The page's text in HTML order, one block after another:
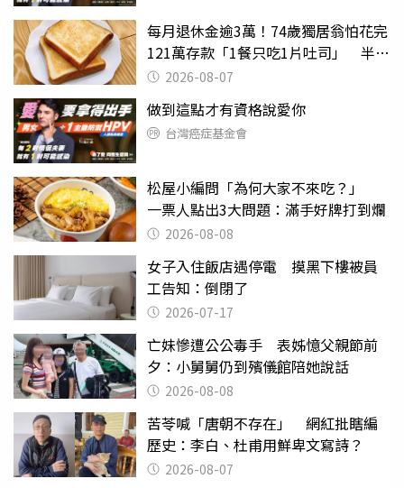
每月退休金逾3萬！74歲獨居翁怕花完
121萬存款「1餐只吃1片吐司」 半年
後暴瘦嚇壞女兒
2026-08-07
做到這點才有資格說愛你
台灣癌症基金會
松屋小編問「為何大家不來吃？」
一票人點出3大問題：滿手好牌打到爛
2026-08-08
女子入住飯店遇停電 摸黑下樓被員
工告知：倒閉了
2026-07-17
亡妹慘遭公公毒手 表姊憶父親節前
夕：小舅舅仍到殯儀館陪她說話
2026-08-08
苦苓喊「唐朝不存在」 網紅批瞎編
歷史：李白、杜甫用鮮卑文寫詩？
2026-08-07